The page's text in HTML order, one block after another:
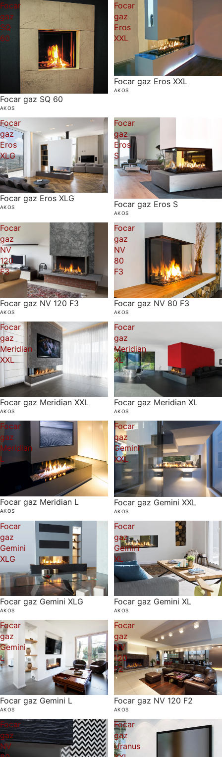
Focar
gaz
SQ
60
Focar gaz SQ 60
AKOS
Focar
gaz
Eros
XXL
Focar gaz Eros XXL
AKOS
Focar
gaz
Eros
XLG
Focar gaz Eros XLG
AKOS
Focar
gaz
Eros
S
Focar gaz Eros S
AKOS
Focar
gaz
NV
120
F3
Focar gaz NV 120 F3
AKOS
Focar
gaz
NV
80
F3
Focar gaz NV 80 F3
AKOS
Focar
gaz
Meridian
XXL
Focar gaz Meridian XXL
AKOS
Focar
gaz
Meridian
XL
Focar gaz Meridian XL
AKOS
Focar
gaz
Meridian
L
Focar gaz Meridian L
AKOS
Focar
gaz
Gemini
XXL
Focar gaz Gemini XXL
AKOS
Focar
gaz
Gemini
XLG
Focar gaz Gemini XLG
AKOS
Focar
gaz
Gemini
XL
Focar gaz Gemini XL
AKOS
Focar
gaz
Gemini
L
Focar gaz Gemini L
AKOS
Focar
gaz
NV
120
F2
Focar gaz NV 120 F2
AKOS
Focar
gaz
NV
Focar
gaz
Uranus